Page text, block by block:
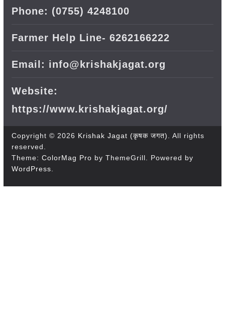
Phone: (0755) 4248100
Farmer Help Line- 6262166222
Email: info@krishakjagat.org
Website:
https://www.krishakjagat.org/
Copyright © 2026 Krishak Jagat (कृषक जगत). All rights
reserved.
Theme: ColorMag Pro by ThemeGrill. Powered by
WordPress.